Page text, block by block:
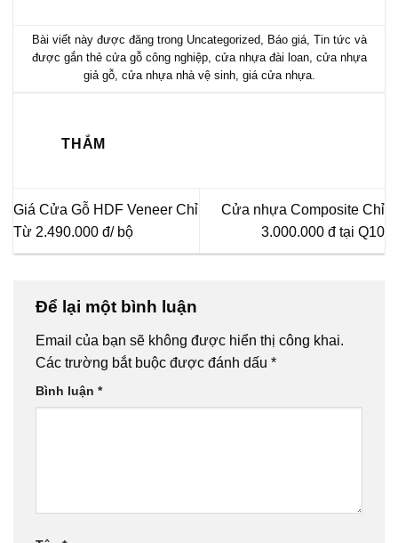
Bài viết này được đăng trong Uncategorized, Báo giá, Tin tức và
được gắn thẻ cửa gỗ công nghiệp, cửa nhựa đài loan, cửa nhựa
giả gỗ, cửa nhựa nhà vệ sinh, giá cửa nhựa.
THẮM
Giá Cửa Gỗ HDF Veneer Chỉ
Từ 2.490.000 đ/ bộ
Cửa nhựa Composite Chỉ
3.000.000 đ tại Q10
Để lại một bình luận
Email của bạn sẽ không được hiển thị công khai.
Các trường bắt buộc được đánh dấu *
Bình luận *